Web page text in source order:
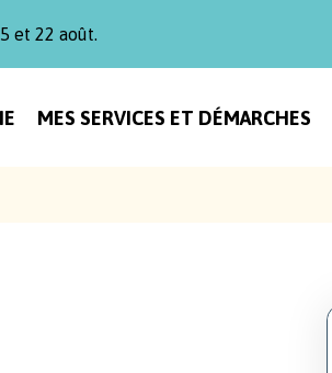
et 22 août.
MES SERVICES ET DÉMARCHES